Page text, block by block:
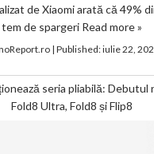
de Xiaomi arată că 49%
tem de spargeri Read more »
| Published:iulie 22,
seria pliabilă: Debutul
Fold8 Ultra, Fold8 și Flip8